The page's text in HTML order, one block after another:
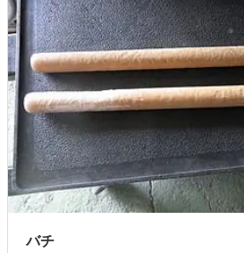
バチ